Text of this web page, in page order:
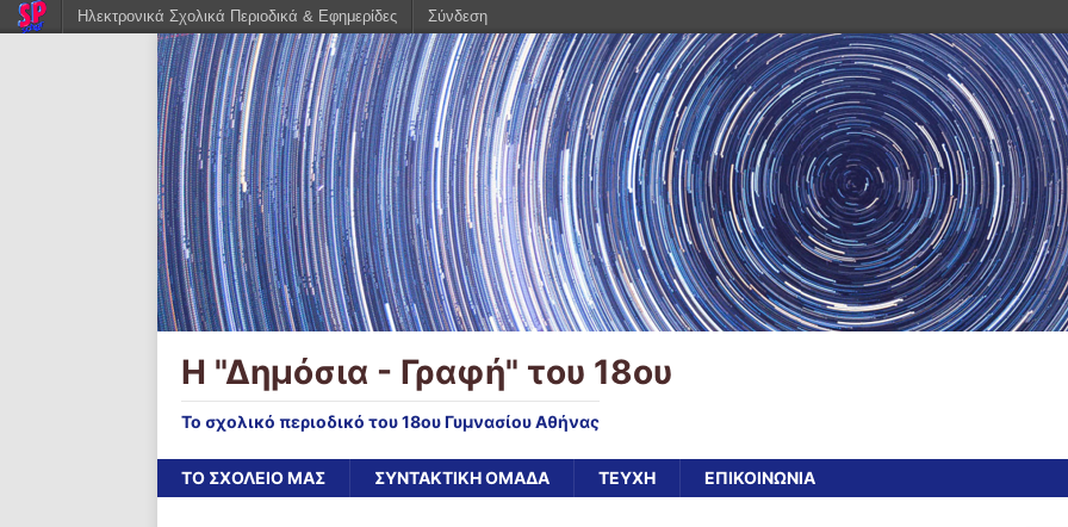
Η "Δημόσια - Γραφή" του 18ου
Το σχολικό περιοδικό του 18ου Γυμνασίου Αθήνας
ΤΟ ΣΧΟΛΕΙΟ ΜΑΣ ΣΥΝΤΑΚΤΙΚΗ ΟΜΑΔΑ ΤΕΥΧΗ ΕΠΙΚΟΙΝΩΝΙΑ
Ηλεκτρονικά Σχολικά Περιοδικά & Εφημερίδες Σύνδεση